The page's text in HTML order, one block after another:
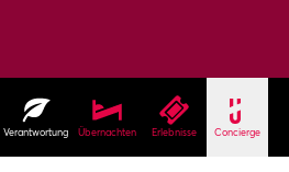
Verantwortung Übernachten Erlebnisse Concierge